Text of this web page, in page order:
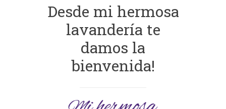
Desde mi hermosa
lavandería te
damos la
bienvenida!